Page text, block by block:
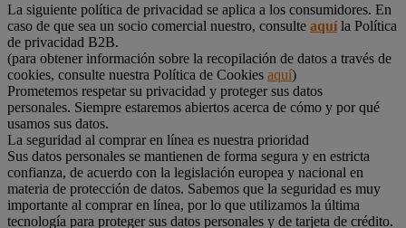
La siguiente política de privacidad se aplica a los consumidores. En
caso de que sea un socio comercial nuestro, consulte aquíla Política
de privacidad B2B.
(para obtener información sobre la recopilación de datos a través de
cookies, consulte nuestra Política de Cookies aquí)
Prometemos respetar su privacidad y proteger sus datos
personales. Siempre estaremos abiertos acerca de cómo y por qué
usamos sus datos.
La seguridad al comprar en línea es nuestra prioridad
Sus datos personales se mantienen de forma segura y en estricta
confianza, de acuerdo con la legislación europea y nacional en
materia de protección de datos. Sabemos que la seguridad es muy
importante al comprar en línea, por lo que utilizamos la última
tecnología para proteger sus datos personales y de tarjeta de crédito.